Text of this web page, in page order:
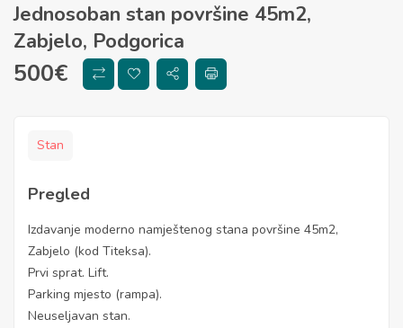
Jednosoban stan površine 45m2,
Zabjelo, Podgorica
500€
Stan
Pregled
Izdavanje moderno namještenog stana površine 45m2,
Zabjelo (kod Titeksa).
Prvi sprat. Lift.
Parking mjesto (rampa).
Neuseljavan stan.